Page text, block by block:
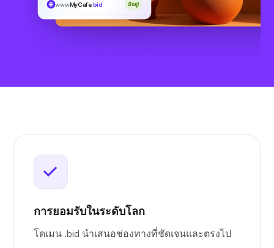
wwwMyCafe.bid มีอยู่!
การยอมรับในระดับโลก
โดเมน .bid นำเสนอช่องทางที่ชัดเจนและตรงไป